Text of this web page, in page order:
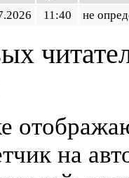
11:40 не
на